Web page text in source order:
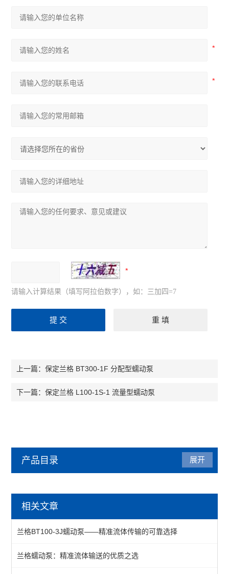
请输入计算结果（填写阿拉伯数字），如：三加四=7
上一篇：保定兰格 BT300-1F 分配型蠕动泵
下一篇：保定兰格 L100-1S-1 流量型蠕动泵
产品目录
纳米粒度仪
水份测定仪
空气质量检测仪
展开
相关文章
​​兰格BT100-3J蠕动泵——精准流体传输的可靠选择​
兰格蠕动泵：精准流体输送的优质之选